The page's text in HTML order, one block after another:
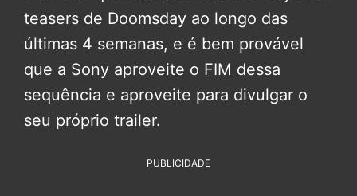
teasers de Doomsday ao longo das
últimas 4 semanas, e é bem provável
que a Sony aproveite o FIM dessa
sequência e aproveite para divulgar o
seu próprio trailer.
PUBLICIDADE